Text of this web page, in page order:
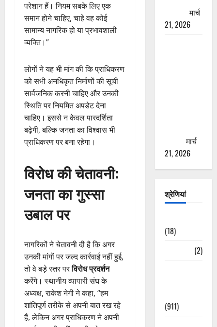
परेशान हैं। नियम सबके लिए एक
समान होने चाहिए, चाहे वह कोई
सामान्य नागरिक हो या प्रभावशाली
व्यक्ति।”
लोगों ने यह भी मांग की कि प्राधिकरण
को सभी अनधिकृत निर्माणों की सूची
सार्वजनिक करनी चाहिए और उनकी
स्थिति पर नियमित अपडेट देना
चाहिए। इससे न केवल पारदर्शिता
बढ़ेगी, बल्कि जनता का विश्वास भी
प्राधिकरण पर बना रहेगा।
विरोध की चेतावनी:
जनता का गुस्सा
उबाल पर
नागरिकों ने चेतावनी दी है कि अगर
उनकी मांगों पर जल्द कार्रवाई नहीं हुई,
तो वे बड़े स्तर परविरोध प्रदर्शन
करेंगे। स्थानीय व्यापारी संघ के
अध्यक्ष, राकेश नेगी ने कहा, “हम
शांतिपूर्ण तरीके से अपनी बात रख रहे
हैं, लेकिन अगर प्राधिकरण ने अपनी
मार्च
21, 2026
मार्च
21, 2026
श्रेणियां
(18)
(2)
(911)